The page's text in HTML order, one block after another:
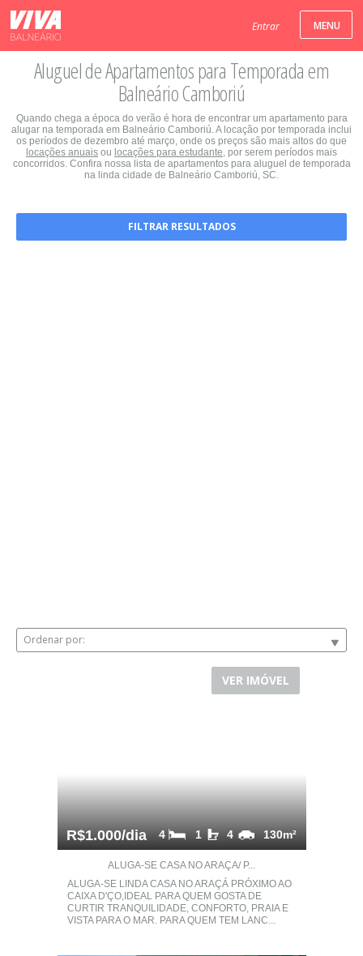
Entrar
Aluguel de Apartamentos para Temporada em
Balneário Camboriú
Quando chega a época do verão é hora de encontrar um apartamento para
alugar na temporada em Balneário Camboriú. A locação por temporada inclui
os períodos de dezembro até março, onde os preços são mais altos do que
locações anuais ou locações para estudante, por serem períodos mais
concorridos. Confira nossa lista de apartamentos para aluguel de temporada
na linda cidade de Balneário Camboriú, SC.
FILTRAR RESULTADOS
Ordenar por:
VER IMÓVEL
R$1.000/dia 130m²
4
1
4
ALUGA-SE CASA NO ARAÇA/ P...
ALUGA-SE LINDA CASA NO ARAÇÁ PRÓXIMO AO
CAIXA D'ÇO,IDEAL PARA QUEM GOSTA DE
CURTIR TRANQUILIDADE, CONFORTO, PRAIA E
VISTA PARA O MAR. PARA QUEM TEM LANC...